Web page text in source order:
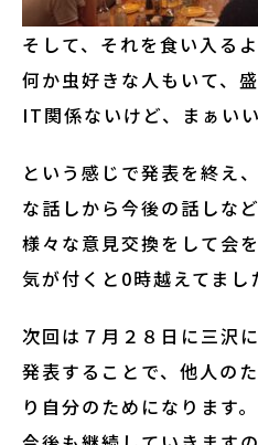
そして、それを食い入る
何か虫好きな人もいて、
IT関係ないけど、まぁい
という感じで発表を終え
な話しから今後の話しなど
様々な意見交換をして会
気が付くと0時越えてま
次回は７月２８日に三沢
発表することで、他人の
り自分のためになります。